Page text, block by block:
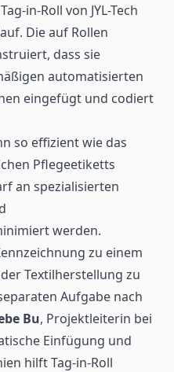
in-Roll von JYL-Tech
Die auf Rollen
dass sie
automatisierten
eingefügt und codiert
so effizient wie das
Pflegeetiketts
an spezialisierten
werden.
zu einem
Textilherstellung zu
Aufgabe nach
Bu, Projektleiterin bei
Einfügung und
hilft Tag-in-Roll